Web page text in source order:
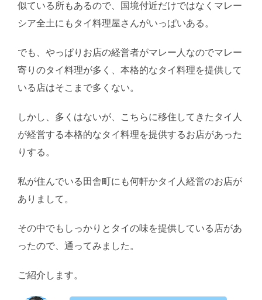
似ている所もあるので、国境付近だけではなくマレー
シア全土にもタイ料理屋さんがいっぱいある。
でも、やっぱりお店の経営者がマレー人なのでマレー
寄りのタイ料理が多く、本格的なタイ料理を提供して
いる店はそこまで多くない。
しかし、多くはないが、こちらに移住してきたタイ人
が経営する本格的なタイ料理を提供するお店があった
りする。
私が住んでいる田舎町にも何軒かタイ人経営のお店が
ありまして。
その中でもしっかりとタイの味を提供している店があ
ったので、通ってみました。
ご紹介します。